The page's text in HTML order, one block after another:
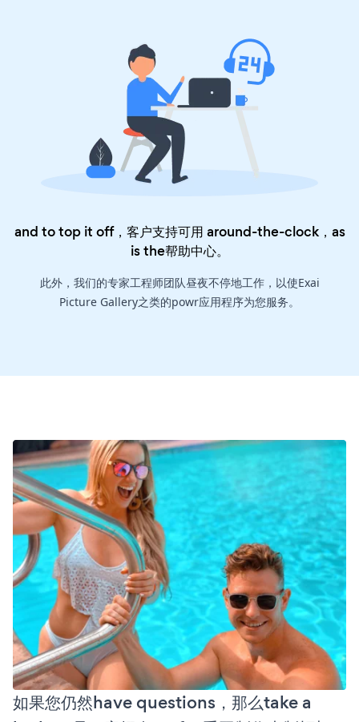
and to top it off，客户支持可用 around-the-clock，as
is the帮助中心。
此外，我们的专家工程师团队昼夜不停地工作，以使Exai
Picture Gallery之类的powr应用程序为您服务。
如果您仍然have questions，那么take a